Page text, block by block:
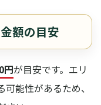
額の目安
円が目安です。エリ
能性があるため、